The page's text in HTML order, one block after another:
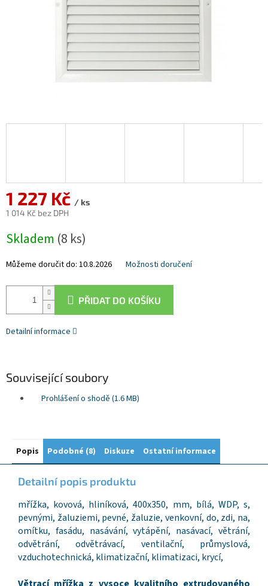
1 227 Kč / ks
1 014 Kč bez DPH
cena:
Skladem (8 ks)
Můžeme doručit do: 10.8.2026 Možnosti doručení
PŘIDAT DO KOŠÍKU
Detailní informace
Související soubory
Prohlášení o shodě (1.6 MB)
Popis Podobné (8) Diskuze Ostatní informace
Detailní popis produktu
mřížka, kovová, hliníková, 400x350, mm, bílá, WDP, s,
pevnými, žaluziemi, pevné, žaluzie, venkovní, do, zdi, na,
omítku, fasádu, nasávání, vytápění, nasávací, větrání,
odvětrání, odvětrávací, ventilační, průmyslová,
vzduchotechnická, klimatizační, klimatizaci, krycí,